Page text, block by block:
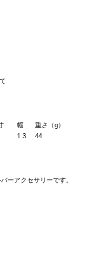
幅
重さ（g）
1.3
44
ーアクセサリーです。